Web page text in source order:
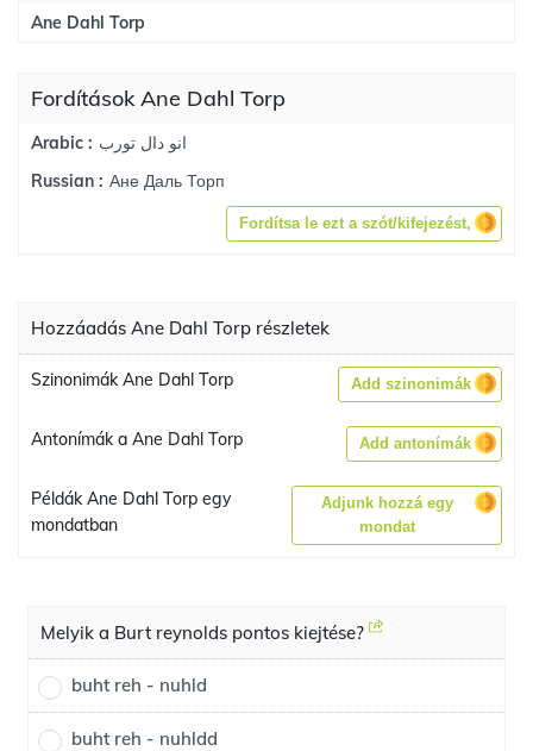
Ane Dahl Torp
Fordítások Ane Dahl Torp
Arabic : انو دال تورب
Russian : Ане Даль Торп
Fordítsa le ezt a szót/kifejezést,
Hozzáadás Ane Dahl Torp részletek
Szinonimák Ane Dahl Torp Add szinonimák
Antonímák a Ane Dahl Torp Add antonímák
Példák Ane Dahl Torp egy
mondatban
Adjunk hozzá egy
mondat
Melyik a Burt reynolds pontos kiejtése?
buht reh - nuhld
buht reh - nuhldd